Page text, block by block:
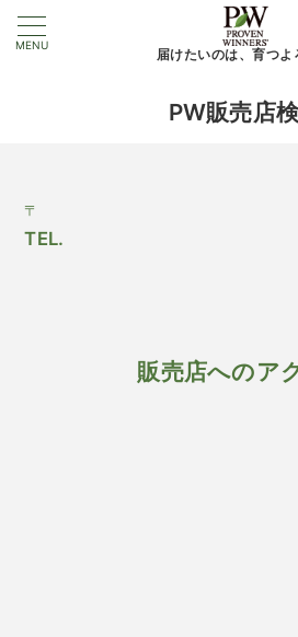
MENU
届けたいのは、育つよ
PW販売店
〒
TEL.
販売店へのア